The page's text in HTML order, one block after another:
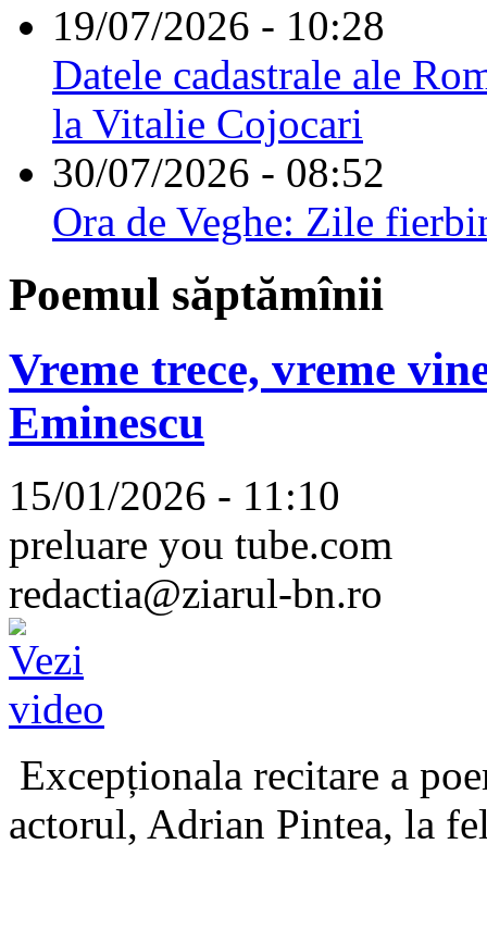
19/07/2026 - 10:28
Datele cadastrale ale
la Vitalie Cojocari
30/07/2026 - 08:52
Ora de Veghe: Zile
Poemul săptămînii
Vreme trece, vreme
Eminescu
15/01/2026 - 11:10
preluare you tube.com
redactia@ziarul-bn.ro
Excepționala recitare a
actorul, Adrian Pintea, la